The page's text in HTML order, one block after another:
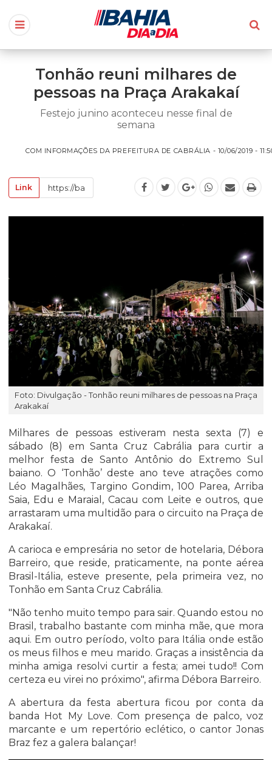
Tonhão reuni milhares de
pessoas na Praça Arakakaí
Festejo junino aconteceu nesse final de
semana
COM INFORMAÇÕES DA PREFEITURA DE CABRÁLIA - 10/06/2019 -
Link
Foto: Divulgação - Tonhão reuni milhares de pessoas na Praça
Arakakaí
Milhares de pessoas estiveram nesta sexta (7) e
sábado (8) em Santa Cruz Cabrália para curtir a
melhor festa de Santo Antônio do Extremo Sul
baiano. O ‘Tonhão’ deste ano teve atrações como
Léo Magalhães, Targino Gondim, 100 Parea, Arriba
Saia, Edu e Maraial, Cacau com Leite e outros, que
arrastaram uma multidão para o circuito na Praça de
Arakakaí.
A carioca e empresária no setor de hotelaria, Débora
Barreiro, que reside, praticamente, na ponte aérea
Brasil-Itália, esteve presente, pela primeira vez, no
Tonhão em Santa Cruz Cabrália.
"Não tenho muito tempo para sair. Quando estou no
Brasil, trabalho bastante com minha mãe, que mora
aqui. Em outro período, volto para Itália onde estão
os meus filhos e meu marido. Graças a insistência da
minha amiga resolvi curtir a festa; amei tudo!! Com
certeza eu virei no próximo", afirma Débora Barreiro.
A abertura da festa abertura ficou por conta da
banda Hot My Love. Com presença de palco, voz
marcante e um repertório eclético, o cantor Jonas
Braz fez a galera balançar!